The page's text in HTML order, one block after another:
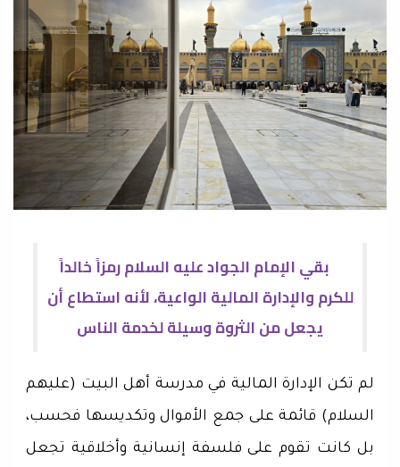
بقي الإمام الجواد عليه السلام رمزاً خالداً
للكرم والإدارة المالية الواعية، لأنه استطاع أن
يجعل من الثروة وسيلة لخدمة الناس
لم تكن الإدارة المالية في مدرسة أهل البيت (عليهم
السلام) قائمة على جمع الأموال وتكديسها فحسب،
بل كانت تقوم على فلسفة إنسانية وأخلاقية تجعل